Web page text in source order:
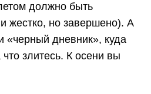
должно быть
жестко, но завершено). А
дневник», куда
злитесь. К осени вы